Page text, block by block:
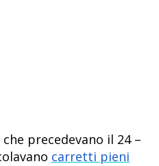
precedevano il 24 –
carretti pieni